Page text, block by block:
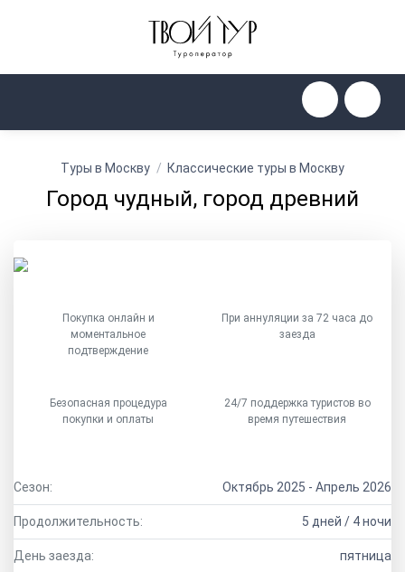
Туры в Москву Классические туры в Москву
Город чудный, город древний
Покупка онлайн и
моментальное
подтверждение
При аннуляции за 72 часа до
заезда
Безопасная процедура
покупки и оплаты
24/7 поддержка туристов во
время путешествия
Сезон: Октябрь 2025 - Апрель 2026
Продолжительность: 5 дней / 4 ночи
День заезда: пятница